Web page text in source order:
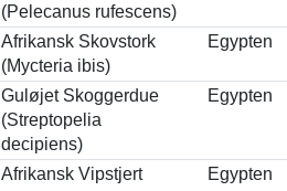
(Pelecanus rufescens)
Afrikansk Skovstork
(Mycteria ibis)
Egypten
Guløjet Skoggerdue
(Streptopelia
decipiens)
Egypten
Afrikansk Vipstjert
Egypten